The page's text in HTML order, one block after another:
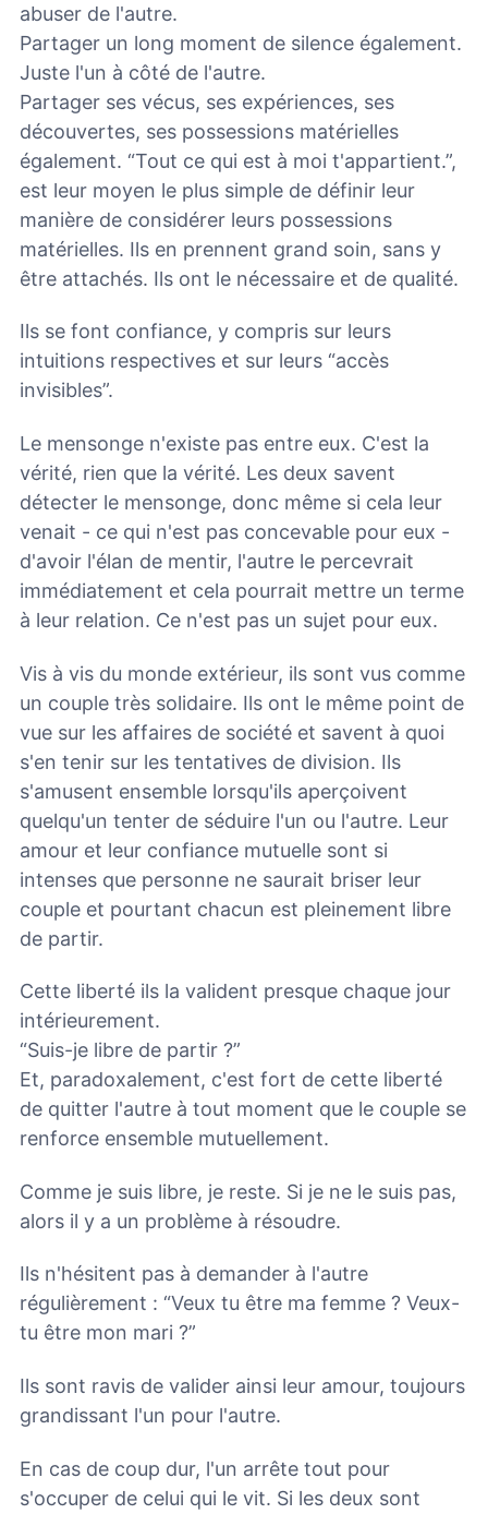
abuser de l'autre.
Partager un long moment de silence également.
Juste l'un à côté de l'autre.
Partager ses vécus, ses expériences, ses
découvertes, ses possessions matérielles
également. “Tout ce qui est à moi t'appartient.”,
est leur moyen le plus simple de définir leur
manière de considérer leurs possessions
matérielles. Ils en prennent grand soin, sans y
être attachés. Ils ont le nécessaire et de qualité.
Ils se font confiance, y compris sur leurs
intuitions respectives et sur leurs “accès
invisibles”.
Le mensonge n'existe pas entre eux. C'est la
vérité, rien que la vérité. Les deux savent
détecter le mensonge, donc même si cela leur
venait - ce qui n'est pas concevable pour eux -
d'avoir l'élan de mentir, l'autre le percevrait
immédiatement et cela pourrait mettre un terme
à leur relation. Ce n'est pas un sujet pour eux.
Vis à vis du monde extérieur, ils sont vus comme
un couple très solidaire. Ils ont le même point de
vue sur les affaires de société et savent à quoi
s'en tenir sur les tentatives de division. Ils
s'amusent ensemble lorsqu'ils aperçoivent
quelqu'un tenter de séduire l'un ou l'autre. Leur
amour et leur confiance mutuelle sont si
intenses que personne ne saurait briser leur
couple et pourtant chacun est pleinement libre
de partir.
Cette liberté ils la valident presque chaque jour
intérieurement.
“Suis-je libre de partir ?”
Et, paradoxalement, c'est fort de cette liberté
de quitter l'autre à tout moment que le couple se
renforce ensemble mutuellement.
Comme je suis libre, je reste. Si je ne le suis pas,
alors il y a un problème à résoudre.
Ils n'hésitent pas à demander à l'autre
régulièrement : “Veux tu être ma femme ? Veux-
tu être mon mari ?”
Ils sont ravis de valider ainsi leur amour, toujours
grandissant l'un pour l'autre.
En cas de coup dur, l'un arrête tout pour
s'occuper de celui qui le vit. Si les deux sont